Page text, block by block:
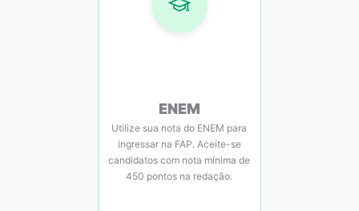
ENEM
Utilize sua nota do ENEM para
ingressar na FAP. Aceite-se
candidatos com nota mínima de
450 pontos na redação.